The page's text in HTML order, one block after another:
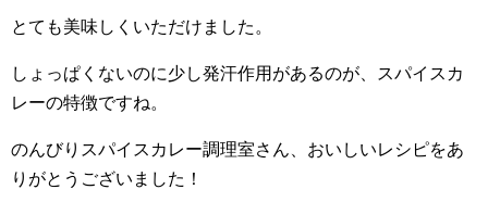
とても美味しくいただけました。
しょっぱくないのに少し発汗作用があるのが、スパイスカ
レーの特徴ですね。
のんびりスパイスカレー調理室さん、おいしいレシピをあ
りがとうございました！